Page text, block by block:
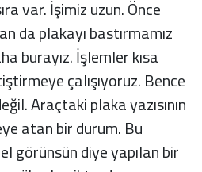
var. İşimiz uzun. Önce
da plakayı bastırmamız
burayız. İşlemler kısa
çalışıyoruz. Bence
Araçtaki plaka yazısının
atan bir durum. Bu
görünsün diye yapılan bir